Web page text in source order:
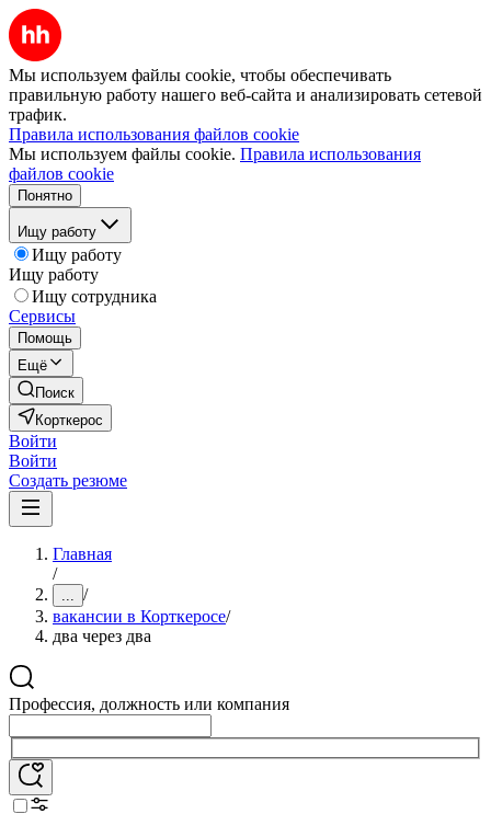
Мы используем файлы cookie, чтобы обеспечивать
правильную работу нашего веб-сайта и анализировать сетевой
трафик.
Правила использования файлов cookie
Мы используем файлы cookie. Правила использования
файлов cookie
Понятно
Ищу работу
Ищу работу
Ищу работу
Ищу сотрудника
Сервисы
Помощь
Ещё
Поиск
Корткерос
Войти
Войти
Создать резюме
Главная
/
... /
вакансии в Корткеросе/
два через два
Профессия, должность или компания